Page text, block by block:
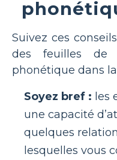
Suivez ces
des feuilles de
phonétique dans
Soyez bref : les
une capacité
quelques
lesquelles vous